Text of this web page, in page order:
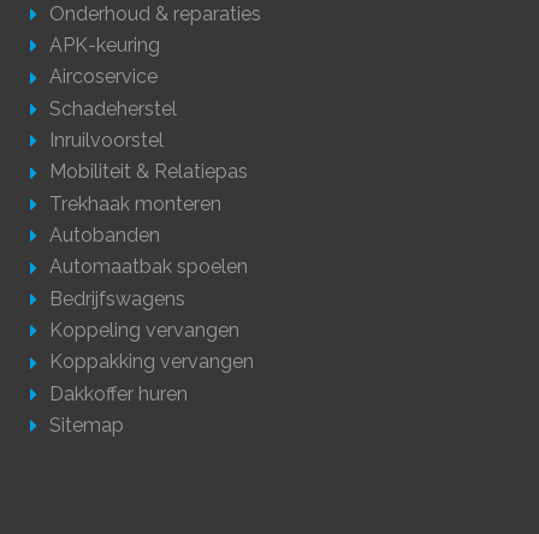
Onderhoud & reparaties
APK-keuring
Aircoservice
Schadeherstel
Inruilvoorstel
Mobiliteit & Relatiepas
Trekhaak monteren
Autobanden
Automaatbak spoelen
Bedrijfswagens
Koppeling vervangen
Koppakking vervangen
Dakkoffer huren
Sitemap